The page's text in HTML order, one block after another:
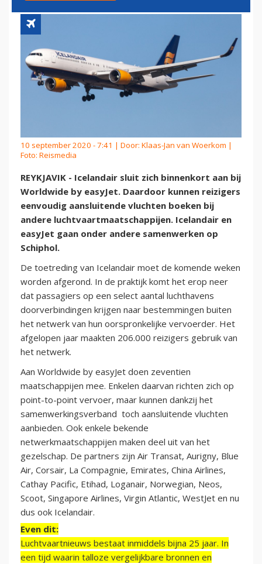
10 september 2020 - 7:41 | Door: Klaas-Jan van Woerkom |
Foto: Reismedia
REYKJAVIK - Icelandair sluit zich binnenkort aan bij
Worldwide by easyJet. Daardoor kunnen reizigers
eenvoudig aansluitende vluchten boeken bij
andere luchtvaartmaatschappijen. Icelandair en
easyJet gaan onder andere samenwerken op
Schiphol.
De toetreding van Icelandair moet de komende weken
worden afgerond. In de praktijk komt het erop neer
dat passagiers op een select aantal luchthavens
doorverbindingen krijgen naar bestemmingen buiten
het netwerk van hun oorspronkelijke vervoerder. Het
afgelopen jaar maakten 206.000 reizigers gebruik van
het netwerk.
Aan Worldwide by easyJet doen zeventien
maatschappijen mee. Enkelen daarvan richten zich op
point-to-point vervoer, maar kunnen dankzij het
samenwerkingsverband toch aansluitende vluchten
aanbieden. Ook enkele bekende
netwerkmaatschappijen maken deel uit van het
gezelschap. De partners zijn Air Transat, Aurigny, Blue
Air, Corsair, La Compagnie, Emirates, China Airlines,
Cathay Pacific, Etihad, Loganair, Norwegian, Neos,
Scoot, Singapore Airlines, Virgin Atlantic, WestJet en nu
dus ook Icelandair.
Even dit:
Luchtvaartnieuws bestaat inmiddels bijna 25 jaar. In
een tijd waarin talloze vergelijkbare bronnen en